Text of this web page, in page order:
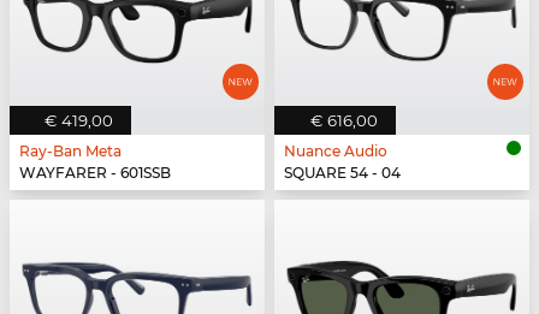
€ 419,00
Ray-Ban Meta
WAYFARER - 601SSB
€ 616,00
Nuance Audio
SQUARE 54 - 04